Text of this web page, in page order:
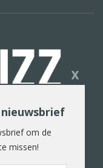
beeld
X
om de
missen!